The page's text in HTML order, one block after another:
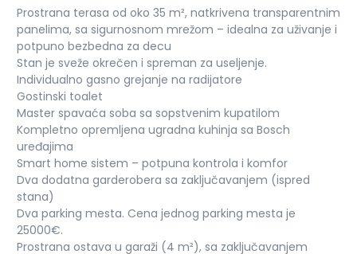
Prostrana terasa od oko 35 m², natkrivena transparentnim
panelima, sa sigurnosnom mrežom – idealna za uživanje i
potpuno bezbedna za decu
Stan je sveže okrečen i spreman za useljenje.
Individualno gasno grejanje na radijatore
Gostinski toalet
Master spavaća soba sa sopstvenim kupatilom
Kompletno opremljena ugradna kuhinja sa Bosch
uređajima
Smart home sistem – potpuna kontrola i komfor
Dva dodatna garderobera sa zaključavanjem (ispred
stana)
Dva parking mesta. Cena jednog parking mesta je
25000€.
Prostrana ostava u garaži (4 m²), sa zaključavanjem